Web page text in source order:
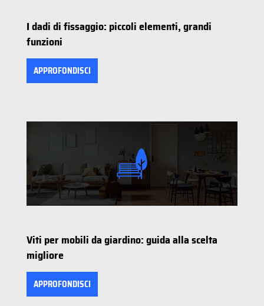
I dadi di fissaggio: piccoli elementi, grandi
funzioni
APPROFONDISCI
Viti per mobili da giardino: guida alla scelta
migliore
APPROFONDISCI